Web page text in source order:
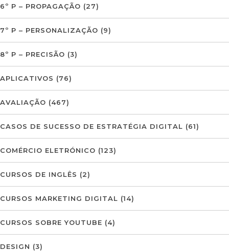
6º P – PROPAGAÇÃO (27)
7º P – PERSONALIZAÇÃO (9)
8º P – PRECISÃO (3)
APLICATIVOS (76)
AVALIAÇÃO (467)
CASOS DE SUCESSO DE ESTRATÉGIA DIGITAL (61)
COMÉRCIO ELETRÓNICO (123)
CURSOS DE INGLÊS (2)
CURSOS MARKETING DIGITAL (14)
CURSOS SOBRE YOUTUBE (4)
DESIGN (3)